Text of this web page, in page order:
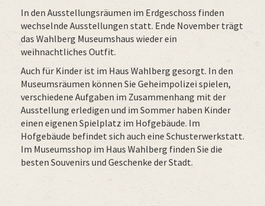
In den Ausstellungsräumen im Erdgeschoss finden
wechselnde Ausstellungen statt. Ende November trägt
das Wahlberg Museumshaus wieder ein
weihnachtliches Outfit.
Auch für Kinder ist im Haus Wahlberg gesorgt. In den
Museumsräumen können Sie Geheimpolizei spielen,
verschiedene Aufgaben im Zusammenhang mit der
Ausstellung erledigen und im Sommer haben Kinder
einen eigenen Spielplatz im Hofgebäude. Im
Hofgebäude befindet sich auch eine Schusterwerkstatt.
Im Museumsshop im Haus Wahlberg finden Sie die
besten Souvenirs und Geschenke der Stadt.